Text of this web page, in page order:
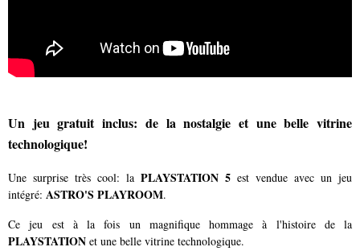
Un jeu gratuit inclus: de la nostalgie et une belle vitrine
technologique!
Une surprise très cool: la PLAYSTATION 5 est vendue avec un jeu
intégré: ASTRO'S PLAYROOM.
Ce jeu est à la fois un magnifique hommage à l'histoire de la
PLAYSTATION et une belle vitrine technologique.